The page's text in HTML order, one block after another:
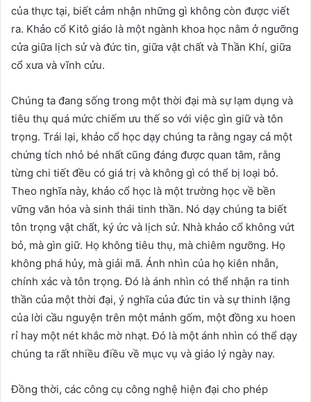
của thực tại, biết cảm nhận những gì không còn được viết
ra. Khảo cổ Kitô giáo là một ngành khoa học nằm ở ngưỡng
cửa giữa lịch sử và đức tin, giữa vật chất và Thần Khí, giữa
cổ xưa và vĩnh cửu.
Chúng ta đang sống trong một thời đại mà sự lạm dụng và
tiêu thụ quá mức chiếm ưu thế so với việc gìn giữ và tôn
trọng. Trái lại, khảo cổ học dạy chúng ta rằng ngay cả một
chứng tích nhỏ bé nhất cũng đáng được quan tâm, rằng
từng chi tiết đều có giá trị và không gì có thể bị loại bỏ.
Theo nghĩa này, khảo cổ học là một trường học về bền
vững văn hóa và sinh thái tinh thần. Nó dạy chúng ta biết
tôn trọng vật chất, ký ức và lịch sử. Nhà khảo cổ không vứt
bỏ, mà gìn giữ. Họ không tiêu thụ, mà chiêm ngưỡng. Họ
không phá hủy, mà giải mã. Ánh nhìn của họ kiên nhẫn,
chính xác và tôn trọng. Đó là ánh nhìn có thể nhận ra tinh
thần của một thời đại, ý nghĩa của đức tin và sự thinh lặng
của lời cầu nguyện trên một mảnh gốm, một đồng xu hoen
rỉ hay một nét khắc mờ nhạt. Đó là một ánh nhìn có thể dạy
chúng ta rất nhiều điều về mục vụ và giáo lý ngày nay.
Đồng thời, các công cụ công nghệ hiện đại cho phép